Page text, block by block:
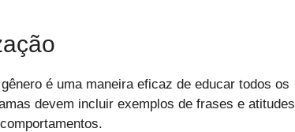
é uma maneira eficaz de educar todos os
devem incluir exemplos de frases e atitudes